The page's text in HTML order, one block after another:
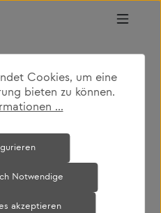
& arbeiten
Cookies, um eine
bieten zu können.
...
Notwendige
akzeptieren